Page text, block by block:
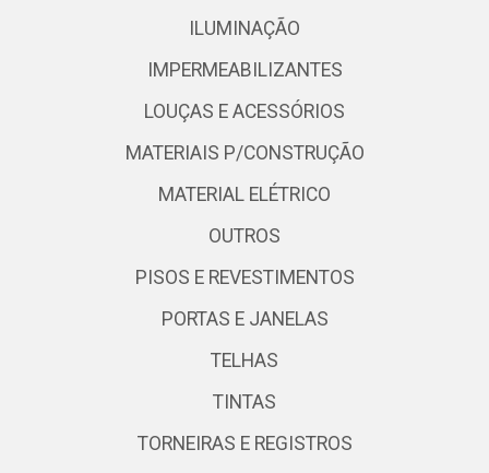
ILUMINAÇÃO
IMPERMEABILIZANTES
LOUÇAS E ACESSÓRIOS
MATERIAIS P/CONSTRUÇÃO
MATERIAL ELÉTRICO
OUTROS
PISOS E REVESTIMENTOS
PORTAS E JANELAS
TELHAS
TINTAS
TORNEIRAS E REGISTROS